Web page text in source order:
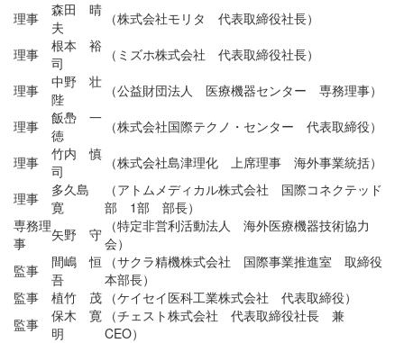
理事
森田 晴
夫
（株式会社モリタ 代表取締役社長）
理事
根本 裕
司
（ミズホ株式会社 代表取締役社長）
理事
中野 壮
陛
（公益財団法人 医療機器センター 専務理事）
理事
飯㠀 一
徳
（株式会社国際テクノ・センター 代表取締役）
理事
竹内 慎
司
（株式会社島津理化 上席理事 海外事業統括）
理事
多久島
寛
（アトムメディカル株式会社 国際コネクテッド
部 1部 部長）
専務理
事
矢野 守 （特定非営利活動法人 海外医療機器技術協力
会）
監事
間嶋 恒
吾
（サクラ精機株式会社 国際事業推進室 取締役
本部長）
監事
植竹 茂 （ケイセイ医科工業株式会社 代表取締役）
監事
保木 寛
明
（チェスト株式会社 代表取締役社長 兼
CEO）